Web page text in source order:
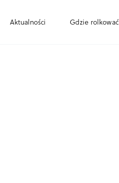
Aktualności Gdzie rolkować